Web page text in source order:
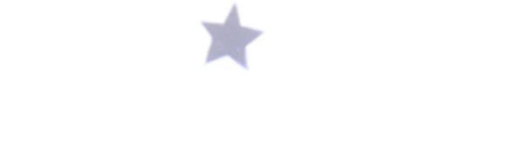
イタリアのブランドBE NINAの巻きスカート＊.｡
ヴィンテージのレースクロスをまとうようなデザインが